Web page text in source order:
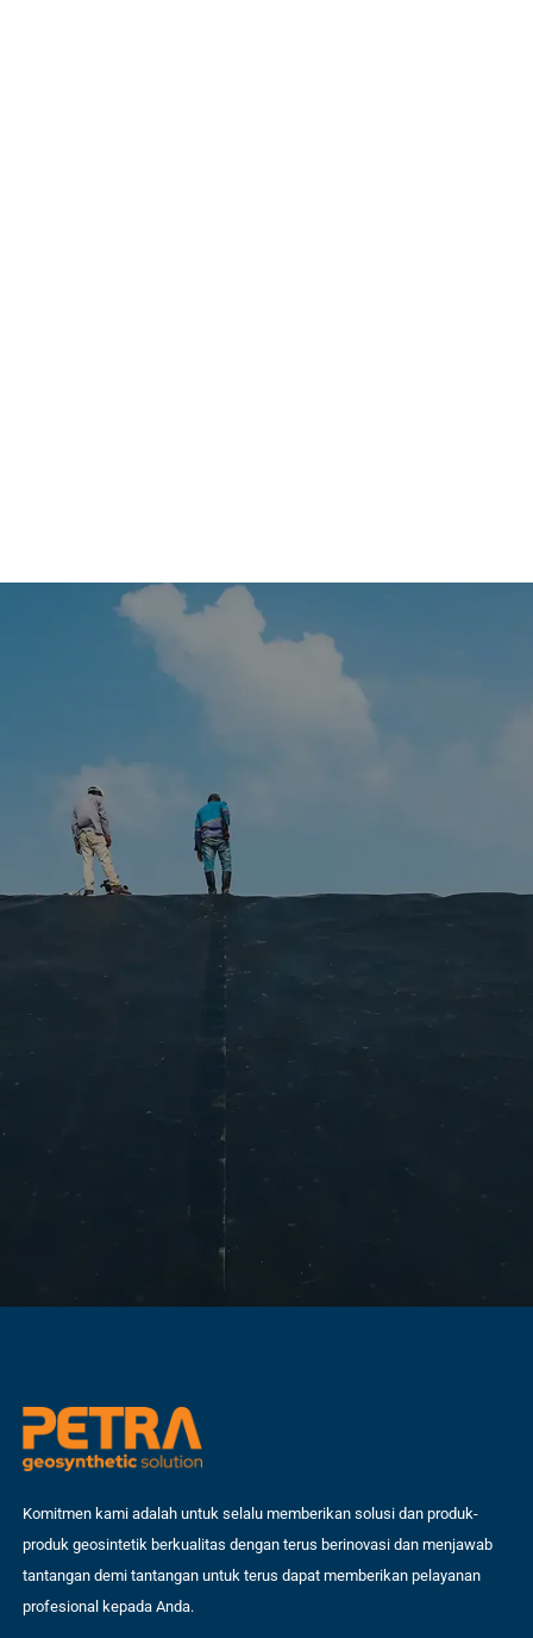
Komitmen kami adalah untuk selalu memberikan solusi dan produk-
produk geosintetik berkualitas dengan terus berinovasi dan menjawab
tantangan demi tantangan untuk terus dapat memberikan pelayanan
profesional kepada Anda.